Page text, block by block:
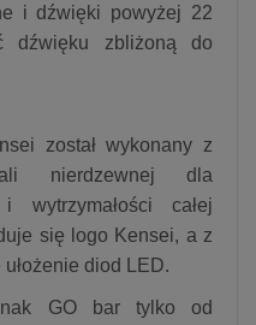
i dźwięki powyżej 22
dźwięku zbliżoną do
został wykonany z
nierdzewnej dla
wytrzymałości całej
się logo Kensei, a z
diod LED.
GO bar tylko od